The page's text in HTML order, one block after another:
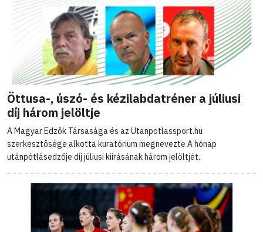
Öttusa-, úszó- és kézilabdatréner a júliusi
díj három jelöltje
A Magyar Edzők Társasága és az Utanpotlassport.hu
szerkesztősége alkotta kuratórium megnevezte A hónap
utánpótlásedzője díj júliusi kiírásának három jelöltjét.